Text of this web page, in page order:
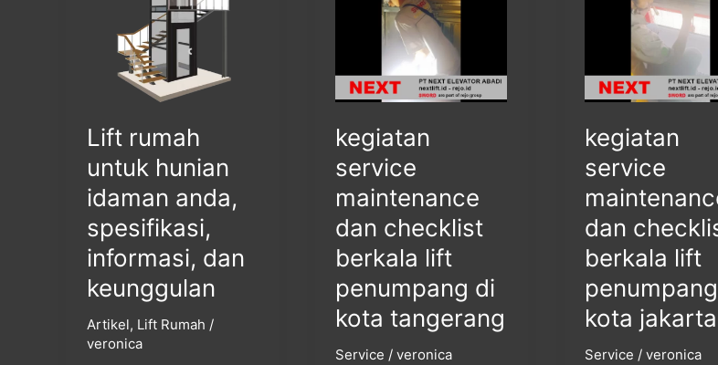
Lift rumah
untuk hunian
idaman anda,
spesifikasi,
informasi, dan
keunggulan
Artikel, Lift Rumah /
veronica
anda,
spesifikasi,
informasi,
keunggulan
kegiatan
service
maintenance
dan checklist
berkala lift
penumpang di
kota tangerang
Service /veronica
checklist
lift
penumpang
kota
tangerang
kegiatan
service
dan
berkala lift
kota jakarta
Service /veronica
checklist
berkala
lift
penumpang
kota
jakarta